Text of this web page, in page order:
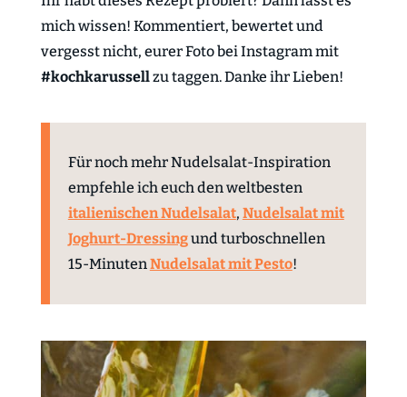
mich wissen! Kommentiert, bewertet und
vergesst nicht, eurer Foto bei Instagram mit
#kochkarussellzu taggen. Danke ihr Lieben!
Für noch mehr Nudelsalat-Inspiration
empfehle ich euch den weltbesten
italienischen Nudelsalat, Nudelsalat mit
Joghurt-Dressingund turboschnellen
15-MinutenNudelsalat mit Pesto!